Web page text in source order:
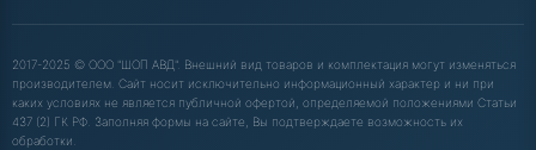
2017-2025 © ООО "ШОП АВД". Внешний вид товаров и комплектация могут изменяться
производителем. Сайт носит исключительно информационный характер и ни при
каких условиях не является публичной офертой, определяемой положениями Статьи
437 (2) ГК РФ. Заполняя формы на сайте, Вы подтверждаете возможность их
обработки.